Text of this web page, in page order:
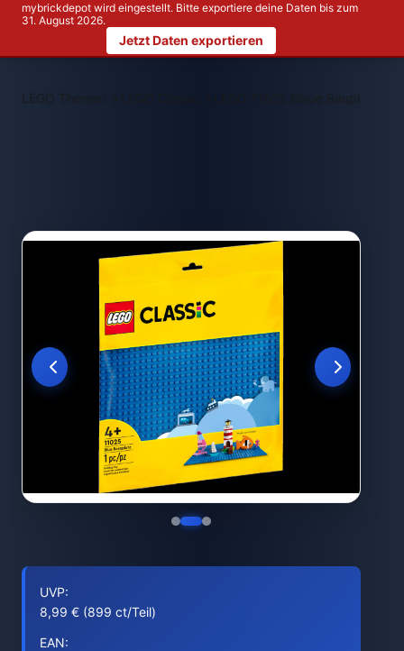
mybrickdepot wird eingestellt. Bitte exportiere deine Daten bis zum
31. August 2026.
Jetzt Daten exportieren
LEGO Themen > LEGO 11025 Blaue Bauplatte
UVP:
8,99 € (899 ct/Teil)
EAN: